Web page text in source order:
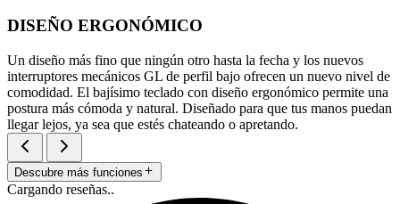
DISEÑO ERGONÓMICO
Un diseño más fino que ningún otro hasta la fecha y los nuevos
interruptores mecánicos GL de perfil bajo ofrecen un nuevo nivel de
comodidad. El bajísimo teclado con diseño ergonómico permite una
postura más cómoda y natural. Diseñado para que tus manos puedan
llegar lejos, ya sea que estés chateando o apretando.
Descubre más funciones
Cargando reseñas..